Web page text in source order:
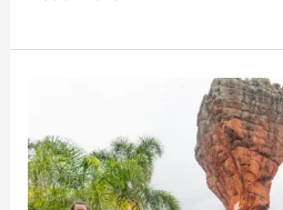
é
turismo
receptivo